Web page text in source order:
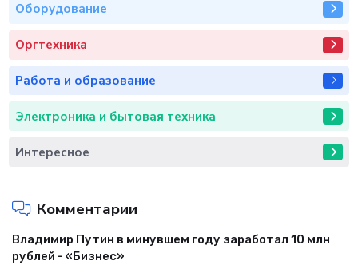
Оборудование
Оргтехника
Работа и образование
Электроника и бытовая техника
Интересное
Комментарии
Владимир Путин в минувшем году заработал 10 млн
рублей - «Бизнес»